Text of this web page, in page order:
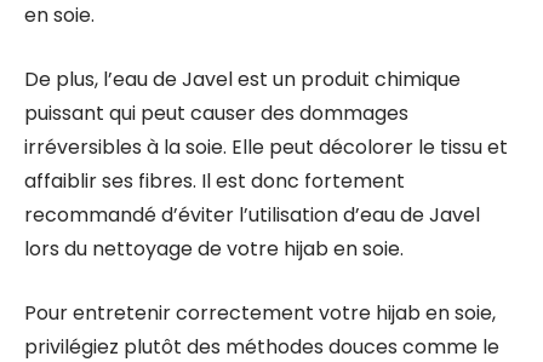
en soie.
De plus, l’eau de Javel est un produit chimique
puissant qui peut causer des dommages
irréversibles à la soie. Elle peut décolorer le tissu et
affaiblir ses fibres. Il est donc fortement
recommandé d’éviter l’utilisation d’eau de Javel
lors du nettoyage de votre hijab en soie.
Pour entretenir correctement votre hijab en soie,
privilégiez plutôt des méthodes douces comme le